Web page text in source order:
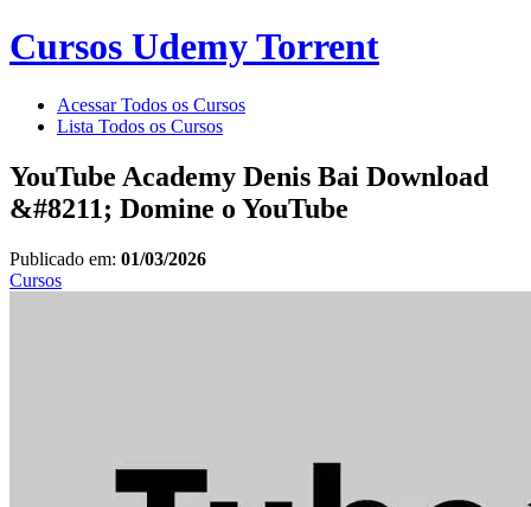
Cursos Udemy Torrent
Acessar Todos os Cursos
Lista Todos os Cursos
YouTube Academy Denis Bai Download
&#8211; Domine o YouTube
Publicado em: 01/03/2026
Cursos